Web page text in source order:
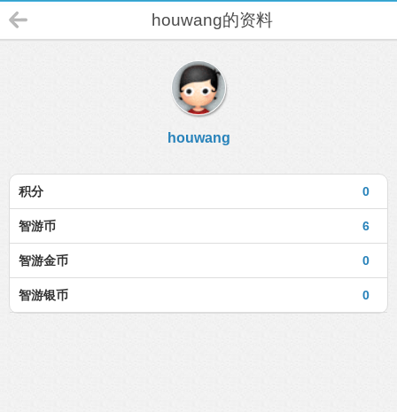
houwang的资料
houwang
0
积分
6
智游币
0
智游金币
0
智游银币